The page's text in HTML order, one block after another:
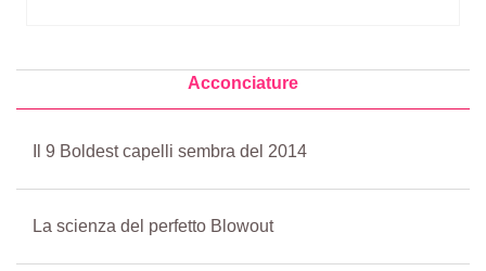
Acconciature
Il 9 Boldest capelli sembra del 2014
La scienza del perfetto Blowout